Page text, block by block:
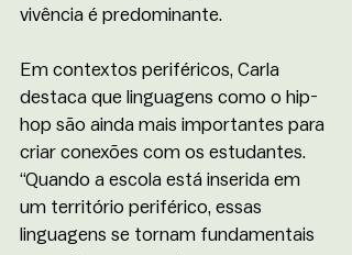
vivência é predominante.
Em contextos periféricos, Carla
destaca que linguagens como o hip-
hop são ainda mais importantes para
criar conexões com os estudantes.
“Quando a escola está inserida em
um território periférico, essas
linguagens se tornam fundamentais